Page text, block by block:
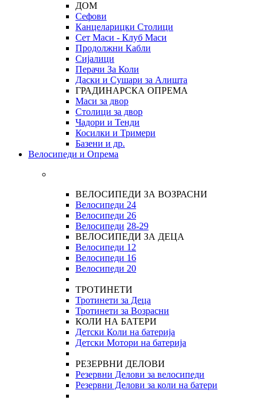
ДОМ
Сефови
Канцеларицки Столици
Сет Маси - Клуб Маси
Продолжни Кабли
Сијалици
Перачи За Коли
Даски и Сушари за Алишта
ГРАДИНАРСКА ОПРЕМА
Маси за двор
Столици за двор
Чадори и Тенди
Косилки и Тримери
Базени и др.
Велосипеди и Опрема
ВЕЛОСИПЕДИ ЗА ВОЗРАСНИ
Велосипеди 24
Велосипеди 26
Велосипеди 28-29
ВЕЛОСИПЕДИ ЗА ДЕЦА
Велосипеди 12
Велосипеди 16
Велосипеди 20
ТРОТИНЕТИ
Тротинети за Деца
Тротинети за Возрасни
КОЛИ НА БАТЕРИ
Детски Коли на батерија
Детски Мотори на батерија
РЕЗЕРВНИ ДЕЛОВИ
Резервни Делови за велосипеди
Резервни Делови за коли на батери